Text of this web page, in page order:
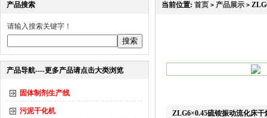
产品搜索
请输入搜索关键字！
产品导航----更多产品请点击大类浏览
固体制剂生产线
污泥干化机
当前位置: 首页 > 产品展示 >
ZLG6×0.45硫铵振动流化床干